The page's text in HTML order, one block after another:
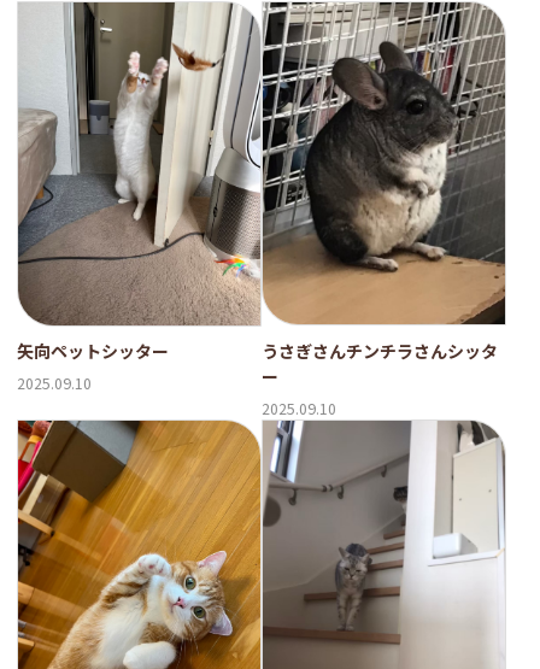
矢向ペットシッター
2025.09.10
うさぎさんチンチラさんシッタ
ー
2025.09.10